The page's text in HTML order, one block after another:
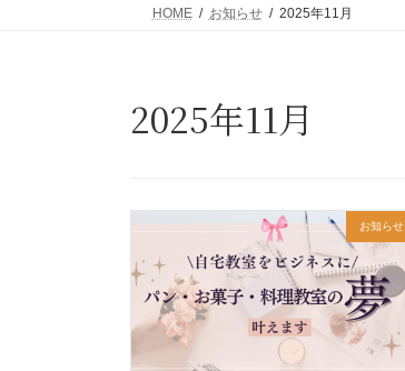
HOME お知らせ 2025年11月
2025年11月
お知らせ